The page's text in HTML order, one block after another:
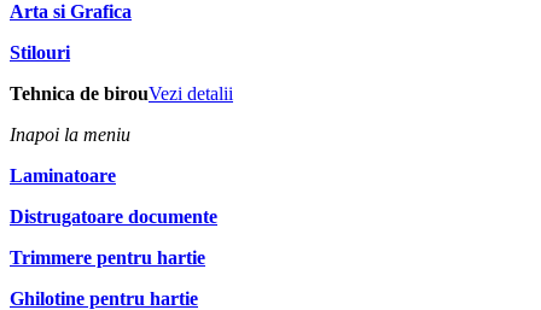
Arta si Grafica
Stilouri
Tehnica de birouVezi detalii
Inapoi la meniu
Laminatoare
Distrugatoare documente
Trimmere pentru hartie
Ghilotine pentru hartie